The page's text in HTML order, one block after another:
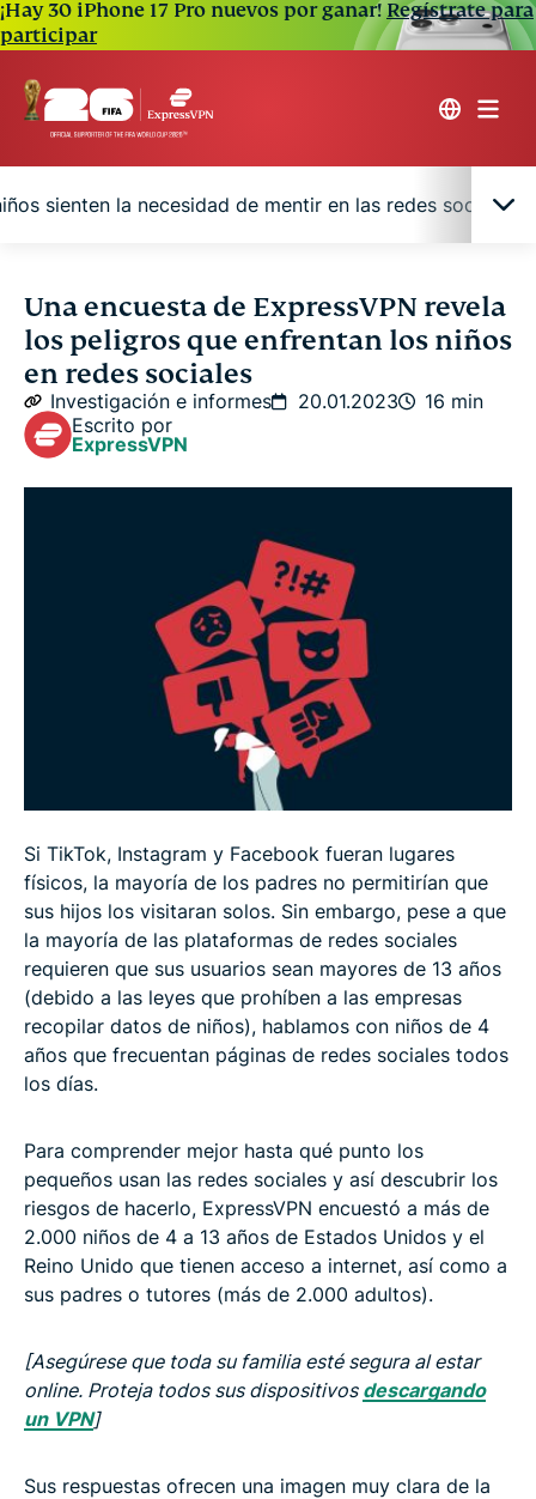
¡Hay 30 iPhone 17 Pro nuevos por ganar!Regístrate para
participar
sienten la necesidad de mentir en las redes sociales
Algunos niños de 4 años pasan 21 minutos al día
en las redes sociales
5 posibles beneficios de las redes sociales para
los niños
Las mayores amenazas online que enfrentan los
Los niños sienten la necesidad de mentir en las
redes sociales
Los padres, las escuelas y los compañeros
enseñan a los niños cómo mantenerse seguros
Los mejores 5 consejos para mantener a los niños
Reflexiones finales
Una encuesta de ExpressVPN revela
los peligros que enfrentan los niños
en redes sociales
Investigación e informes 20.01.2023
16 min
Escrito por
ExpressVPN
Si TikTok, Instagram y Facebook fueran lugares
físicos, la mayoría de los padres no permitirían que
sus hijos los visitaran solos. Sin embargo, pese a que
la mayoría de las plataformas de redes sociales
requieren que sus usuarios sean mayores de 13 años
(debido a las leyes que prohíben a las empresas
recopilar datos de niños), hablamos con niños de 4
años que frecuentan páginas de redes sociales todos
los días.
Para comprender mejor hasta qué punto los
pequeños usan las redes sociales y así descubrir los
riesgos de hacerlo, ExpressVPN encuestó a más de
2.000 niños de 4 a 13 años de Estados Unidos y el
Reino Unido que tienen acceso a internet, así como a
sus padres o tutores (más de 2.000 adultos).
[Asegúrese que toda su familia esté segura al estar
online. Proteja todos sus dispositivos descargando
un VPN]
Sus respuestas ofrecen una imagen muy clara de la